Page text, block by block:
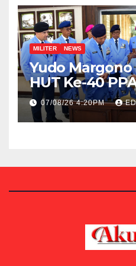
MILITER NEWS
Yudo
HUT Ke-40
Kalibata
07/08/26 4:20PM